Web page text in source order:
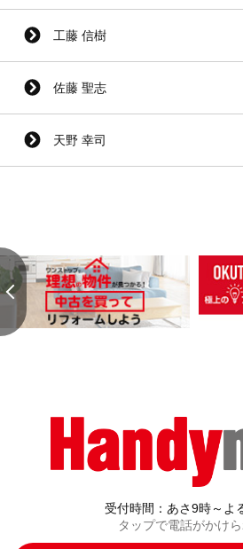
工藤 信樹
佐藤 聖志
天野 幸司
受付時間：あさ9時～よ
タップで電話がかけ